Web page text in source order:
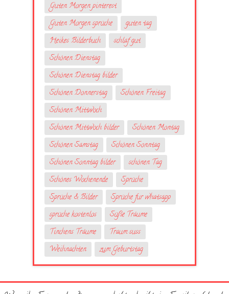
Guten Morgen pinterest
Guten Morgen sprüche
guten tag
Heikes Bilderbuch
schlaf gut
Schönen Dienstag
Schönen Dienstag bilder
Schönen Donnerstag
Schönen Freitag
Schönen Mittwoch
Schönen Mittwoch bilder
Schönen Montag
Schönen Samstag
Schönen Sonntag
Schönen Sonntag bilder
schönen Tag
Schönes Wochenende
Sprüche
Sprüche & Bilder
Sprüche fur whatsapp
sprüche kostenlos
Süße Träume
Tinchens Träume
Traum suss
Weihnachten
zum Geburtstag